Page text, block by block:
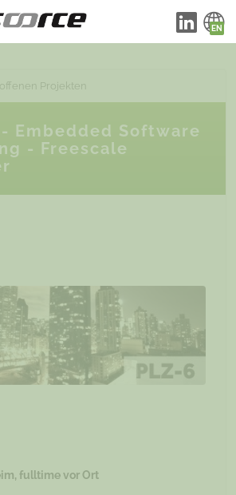
Projekten
Embedded Software
- Freescale
fulltime vor Ort